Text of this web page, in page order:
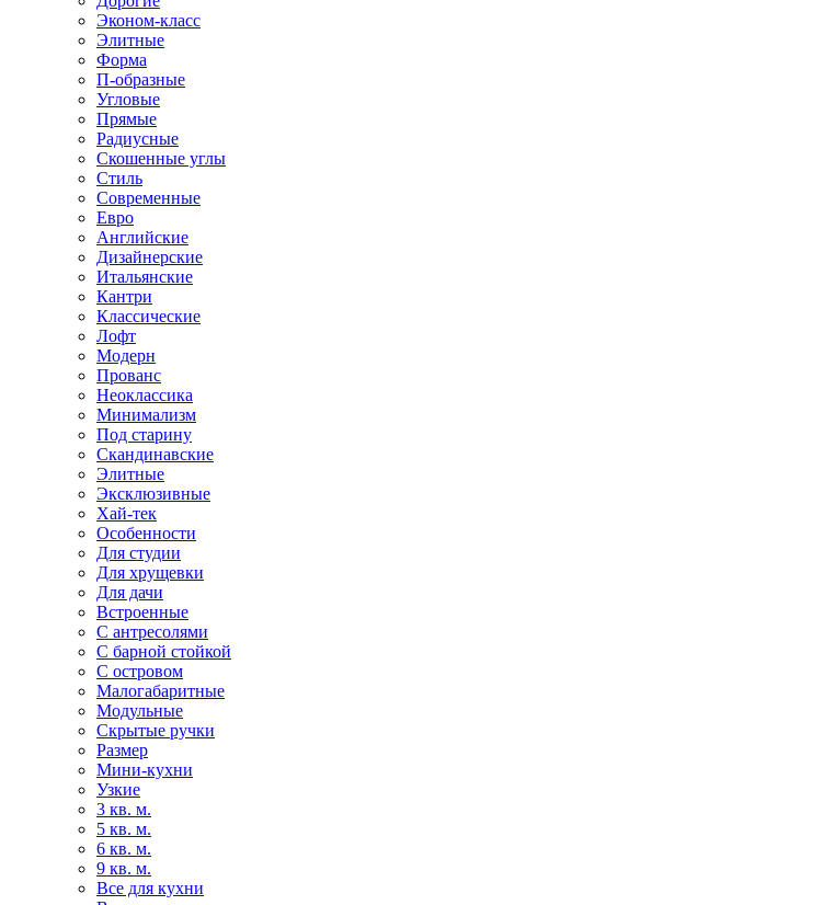
Эконом-класс
Элитные
Форма
П-образные
Угловые
Прямые
Радиусные
Скошенные углы
Стиль
Современные
Евро
Английские
Дизайнерские
Итальянские
Кантри
Классические
Лофт
Модерн
Прованс
Неоклассика
Минимализм
Под старину
Скандинавские
Элитные
Эксклюзивные
Хай-тек
Особенности
Для студии
Для хрущевки
Для дачи
Встроенные
С антресолями
С барной стойкой
С островом
Малогабаритные
Модульные
Скрытые ручки
Размер
Мини-кухни
Узкие
3 кв. м.
5 кв. м.
6 кв. м.
9 кв. м.
Все для кухни